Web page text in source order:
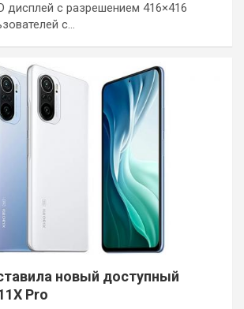
дисплей с разрешением 416×416
с…
новый доступный
Pro